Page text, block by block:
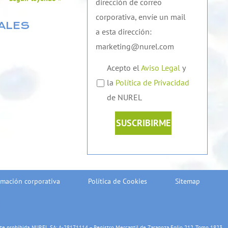
corporativa, envíe un mail
a esta dirección:
marketing@nurel.com
Acepto elAviso Legal y
la Política de Privacidad
de NUREL
SUSCRIBIRME
corporativa Política de Cookies Sitemap